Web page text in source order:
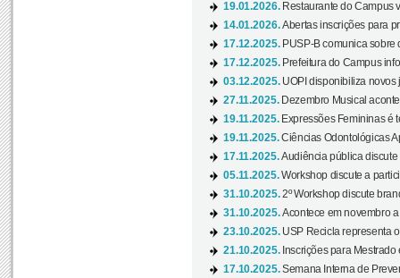
19.01.2026. Restaurante do Campus
14.01.2026.Abertas inscrições para
17.12.2025. PUSP-B comunica sobre
17.12.2025. Prefeitura do Campus
03.12.2025. UOPI disponibiliza novos
27.11.2025. Dezembro Musical
19.11.2025. Expressões Femininas é
19.11.2025.Ciências Odontológicas
17.11.2025.Audiência pública
05.11.2025.Workshop discute a
31.10.2025.2º Workshop discute
31.10.2025.Acontece em novembro
23.10.2025. USP Recicla representa
21.10.2025. Inscrições para
17.10.2025.Semana Interna de